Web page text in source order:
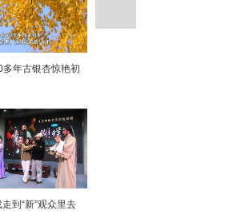
多年古银杏惊艳初
走到“新”观众里去